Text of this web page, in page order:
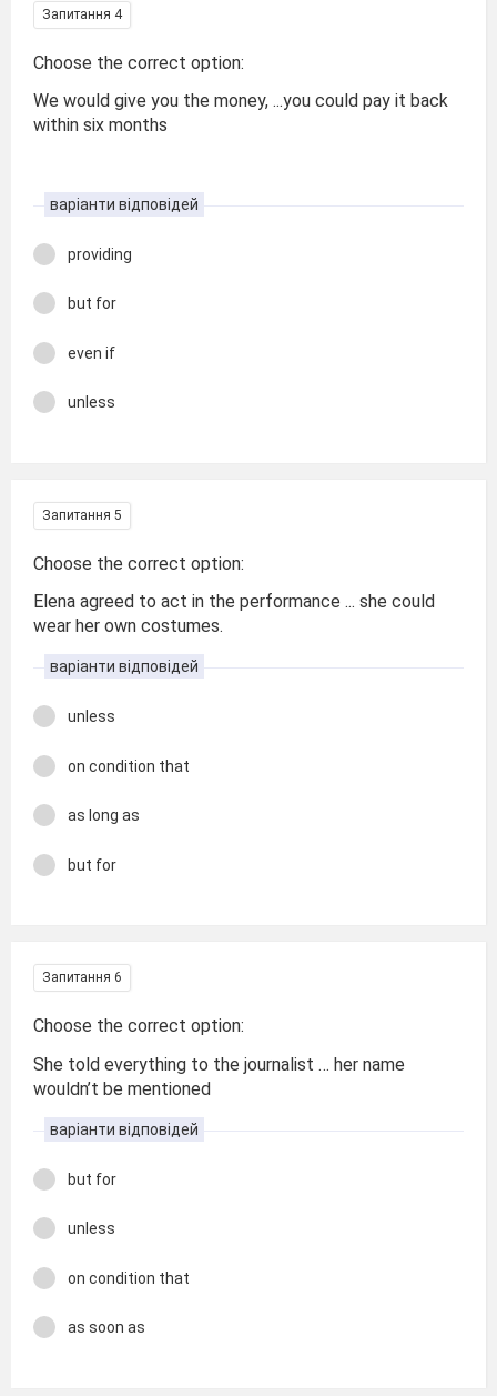
Запитання 4
Choose the correct option:
We would give you the money, ...you could pay it back
within six months
варіанти відповідей
providing
but for
even if
unless
Запитання 5
Choose the correct option:
Elena agreed to act in the performance ... she could
wear her own costumes.
варіанти відповідей
unless
on condition that
as long as
but for
Запитання 6
Choose the correct option:
She told everything to the journalist … her name
wouldn’t be mentioned
варіанти відповідей
but for
unless
on condition that
as soon as